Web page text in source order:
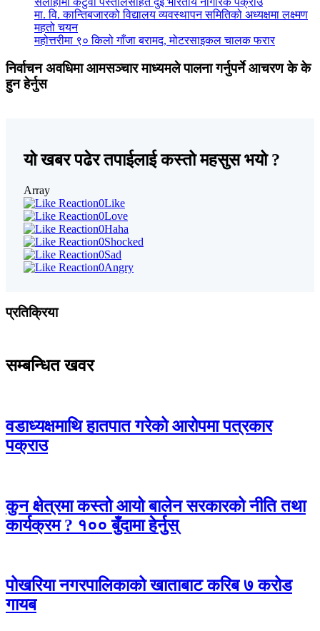
मा. वि. कान्तिबजारको विद्यालय व्यवस्थापन समितिको अध्यक्षमा लक्ष्मण
महतो चयन
महोत्तरीमा ९० किलो गाँजा बरामद, मोटरसाइकल चालक फरार
निर्वाचन अवधिमा आमसञ्चार माध्यमले पालना गर्नुपर्ने आचरण के के
हुन हेर्नुस
यो खबर पढेर तपाईलाई कस्तो महसुस भयो ?
Array
0Like
0Love
0Haha
0Shocked
0Sad
0Angry
प्रतिक्रिया
सम्बन्धित खवर
वडाध्यक्षमाथि हातपात गरेको आरोपमा पत्रकार
पक्राउ
कुन क्षेत्रमा कस्तो आयो बालेन सरकारको नीति तथा
कार्यक्रम ? १०० बुँदामा हेर्नुस्
पोखरिया नगरपालिकाको खाताबाट करिब ७ करोड
गायब